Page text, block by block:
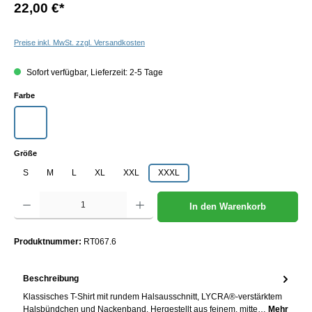
22,00 €*
Preise inkl. MwSt. zzgl. Versandkosten
Sofort verfügbar, Lieferzeit: 2-5 Tage
Farbeauswählen
Größeauswählen
S M L XL XXL XXXL
Produkt Anzahl: Gib den gewünschten Wert ein oder benutze die Schaltflächen um die
In den Warenkorb
Produktnummer: RT067.6
Beschreibung
Klassisches T-Shirt mit rundem Halsausschnitt, LYCRA®-verstärktem
Halsbündchen und Nackenband. Hergestellt aus feinem, mitte… Mehr